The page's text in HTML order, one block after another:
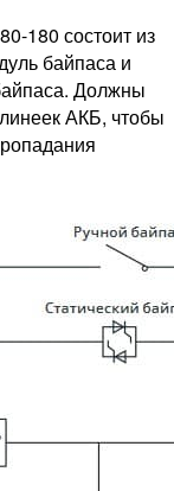
состоит из
байпаса и
Должны
АКБ, чтобы